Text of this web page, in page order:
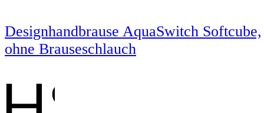
Designhandbrause AquaSwitch Softcube,
ohne Brauseschlauch